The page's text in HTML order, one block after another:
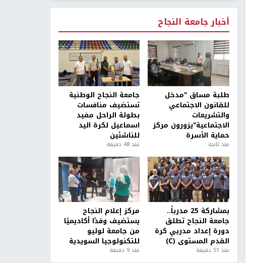
أخبار جامعة النجاح
طلبة مساق "مدخل
للقانون الاجتماعي
والتشريعات
الاجتماعية"يزورون مركز
حماية الأسرة
منذ ثانية
جامعة النجاح الوطنية
تستضيف منافسات
بطولة الراحل مفيد
اسماعيل لكرة اليد
للناشئين
منذ 48 دقيقة
بمشاركة 25 مدرباً..
جامعة النجاح تطلق
دورة إعداد مدربي كرة
القدم المستوى (C)
منذ 51 دقيقة
مركز إعلام النجاح
يستضيف وفدًا أكاديميًا
من جامعة لوليو
للتكنولوجيا السويدية
منذ 9 دقيقة